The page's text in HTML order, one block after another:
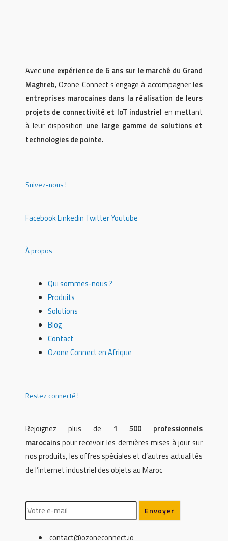
Avec une expérience de 6 ans sur le marché du Grand
Maghreb, Ozone Connect s’engage à accompagner les
entreprises marocaines dans la réalisation de leurs
projets de connectivité et IoT industriel en mettant
à leur disposition une large gamme de solutions et
technologies de pointe.
Suivez-nous !
FacebookLinkedin TwitterYoutube
À propos
Qui sommes-nous ?
Produits
Solutions
Blog
Contact
Ozone Connect en Afrique
Restez connecté !
Rejoignez plus de 1 500 professionnels
marocainspour recevoir les dernières mises à jour sur
nos produits, les offres spéciales et d’autres actualités
de l’internet industriel des objets au Maroc
contact@ozoneconnect.io